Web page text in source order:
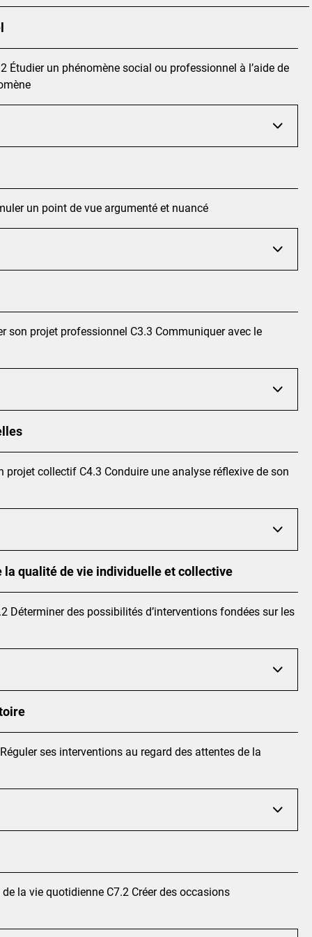
Étudier un phénomène social ou professionnel à l’aide de
un point de vue argumenté et nuancé
son projet professionnel C3.3 Communiquer avec le
collectif C4.3 Conduire une analyse réflexive de son
la qualité de vie individuelle et collective
Déterminer des possibilités d’interventions fondées sur les
ses interventions au regard des attentes de la
la vie quotidienne C7.2 Créer des occasions